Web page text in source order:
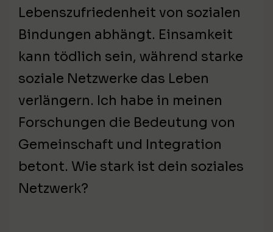
Lebenszufriedenheit von sozialen
Bindungen abhängt. Einsamkeit
kann tödlich sein, während starke
soziale Netzwerke das Leben
verlängern. Ich habe in meinen
Forschungen die Bedeutung von
Gemeinschaft und Integration
betont. Wie stark ist dein soziales
Netzwerk?